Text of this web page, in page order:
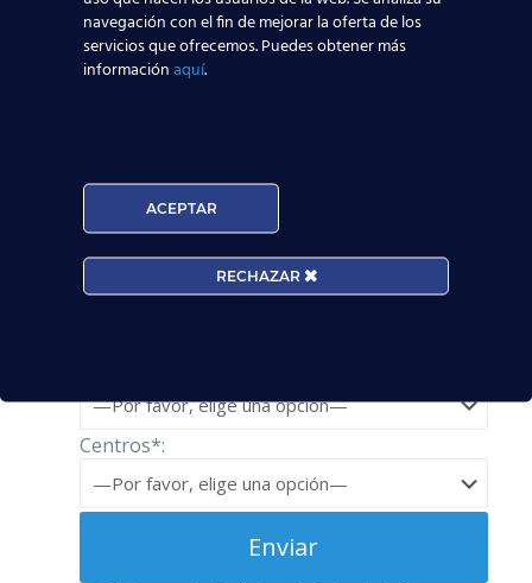
O bien te asesoramos nosotros víaonline
Solicita información
Teléfono*
Email*
Centros*:
navegación con el fin de mejorar la oferta de los
servicios que ofrecemos. Puedes obtener más
informaciónaquí.
ACEPTAR
RECHAZAR